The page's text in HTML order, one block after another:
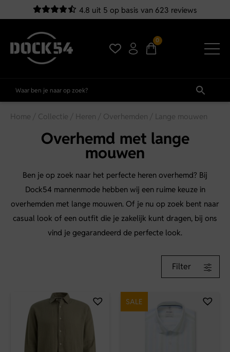
4.8 uit 5 op basis van 623 reviews
0
Home / Collectie / Heren / Overhemden / Lange mouwen
Overhemd met lange
mouwen
Ben je op zoek naar het perfecte heren overhemd? Bij
Dock54 mannenmode hebben wij een ruime keuze in
overhemden met lange mouwen. Of je nu op zoek bent naar
casual look of een outfit die je zakelijk kunt dragen, bij ons
vind je gegarandeerd de perfecte look.
Filter
SALE